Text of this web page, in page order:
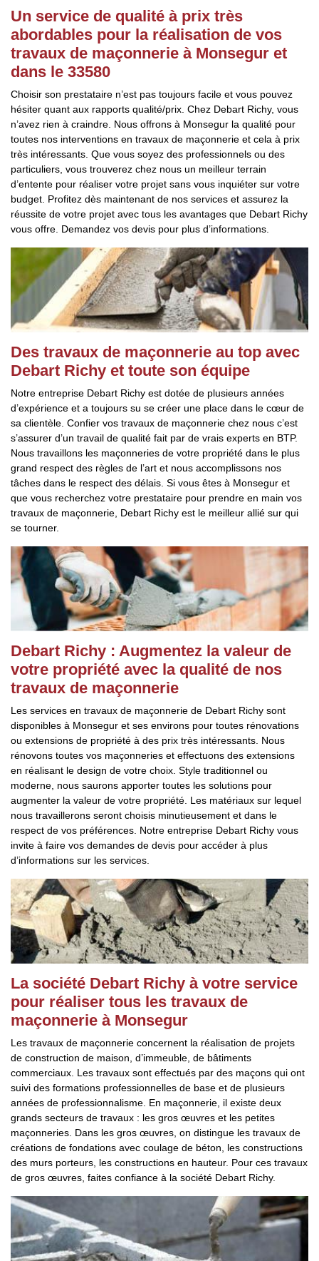
Un service de qualité à prix très
abordables pour la réalisation de vos
travaux de maçonnerie à Monsegur et
dans le 33580
Choisir son prestataire n’est pas toujours facile et vous pouvez
hésiter quant aux rapports qualité/prix. Chez Debart Richy, vous
n’avez rien à craindre. Nous offrons à Monsegur la qualité pour
toutes nos interventions en travaux de maçonnerie et cela à prix
très intéressants. Que vous soyez des professionnels ou des
particuliers, vous trouverez chez nous un meilleur terrain
d’entente pour réaliser votre projet sans vous inquiéter sur votre
budget. Profitez dès maintenant de nos services et assurez la
réussite de votre projet avec tous les avantages que Debart Richy
vous offre. Demandez vos devis pour plus d’informations.
Des travaux de maçonnerie au top avec
Debart Richy et toute son équipe
Notre entreprise Debart Richy est dotée de plusieurs années
d’expérience et a toujours su se créer une place dans le cœur de
sa clientèle. Confier vos travaux de maçonnerie chez nous c’est
s’assurer d’un travail de qualité fait par de vrais experts en BTP.
Nous travaillons les maçonneries de votre propriété dans le plus
grand respect des règles de l’art et nous accomplissons nos
tâches dans le respect des délais. Si vous êtes à Monsegur et
que vous recherchez votre prestataire pour prendre en main vos
travaux de maçonnerie, Debart Richy est le meilleur allié sur qui
se tourner.
Debart Richy : Augmentez la valeur de
votre propriété avec la qualité de nos
travaux de maçonnerie
Les services en travaux de maçonnerie de Debart Richy sont
disponibles à Monsegur et ses environs pour toutes rénovations
ou extensions de propriété à des prix très intéressants. Nous
rénovons toutes vos maçonneries et effectuons des extensions
en réalisant le design de votre choix. Style traditionnel ou
moderne, nous saurons apporter toutes les solutions pour
augmenter la valeur de votre propriété. Les matériaux sur lequel
nous travaillerons seront choisis minutieusement et dans le
respect de vos préférences. Notre entreprise Debart Richy vous
invite à faire vos demandes de devis pour accéder à plus
d’informations sur les services.
La société Debart Richy à votre service
pour réaliser tous les travaux de
maçonnerie à Monsegur
Les travaux de maçonnerie concernent la réalisation de projets
de construction de maison, d’immeuble, de bâtiments
commerciaux. Les travaux sont effectués par des maçons qui ont
suivi des formations professionnelles de base et de plusieurs
années de professionnalisme. En maçonnerie, il existe deux
grands secteurs de travaux : les gros œuvres et les petites
maçonneries. Dans les gros œuvres, on distingue les travaux de
créations de fondations avec coulage de béton, les constructions
des murs porteurs, les constructions en hauteur. Pour ces travaux
de gros œuvres, faites confiance à la société Debart Richy.